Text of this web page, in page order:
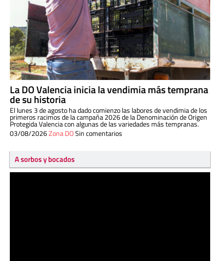
La DO Valencia inicia la vendimia más temprana
de su historia
El lunes 3 de agosto ha dado comienzo las labores de vendimia de los
primeros racimos de la campaña 2026 de la Denominación de Origen
Protegida Valencia con algunas de las variedades más tempranas.
03/08/2026Zona DOSin comentarios
A sorbos y bocados